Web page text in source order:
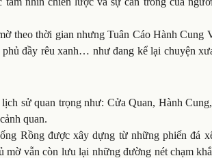
theo thời gian nhưng Tuân Cáo Hành Cung
đầy rêu xanh… như đang kể lại chuyện
sử quan trọng như: Cửa Quan, Hành
quan.
Rồng được xây dựng từ những phiến đá
mờ vẫn còn lưu lại những đường nét chạm